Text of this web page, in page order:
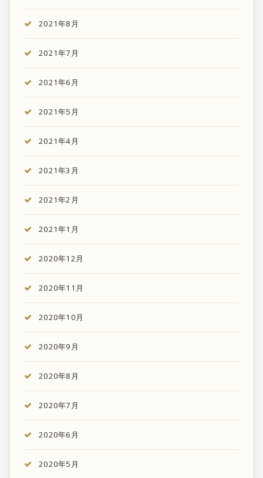
2021年8月
2021年7月
2021年6月
2021年5月
2021年4月
2021年3月
2021年2月
2021年1月
2020年12月
2020年11月
2020年10月
2020年9月
2020年8月
2020年7月
2020年6月
2020年5月